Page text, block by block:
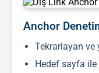
Anchor
Tekrarlayan ve
Hedef sayfa